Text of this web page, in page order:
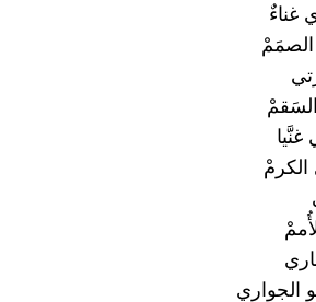
غناءٌ
الكرمْ
الجواري